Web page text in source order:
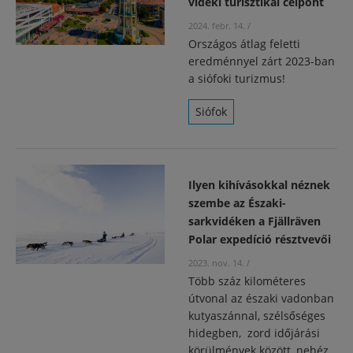
2024. febr. 14. /
Országos átlag feletti
eredménnyel zárt 2023-ban
a siófoki turizmus!
Siófok
Ilyen kihívásokkal néznek
szembe az Északi-
sarkvidéken a Fjällräven
Polar expedíció résztvevői
2023. nov. 14. /
Több száz kilométeres
útvonal az északi vadonban
kutyaszánnal, szélsőséges
hidegben, zord időjárási